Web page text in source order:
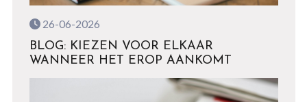
26-06-2026
BLOG: KIEZEN VOOR ELKAAR
WANNEER HET EROP AANKOMT